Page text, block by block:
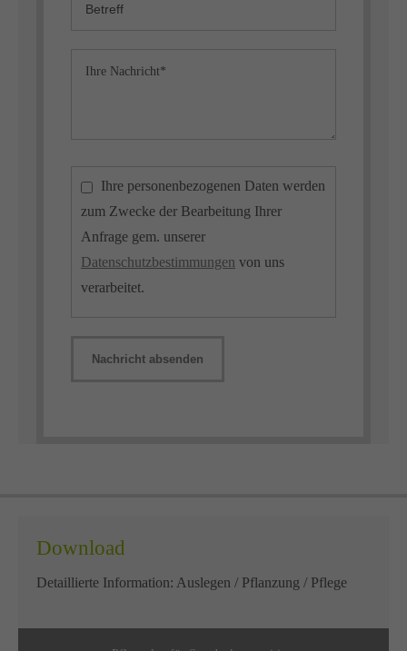
Ihre personenbezogenen Daten werden
zum Zwecke der Bearbeitung Ihrer
Anfrage gem. unserer
Datenschutzbestimmungen von uns
verarbeitet.
Nachricht absenden
Download
Detaillierte Information: Auslegen / Pflanzung / Pflege